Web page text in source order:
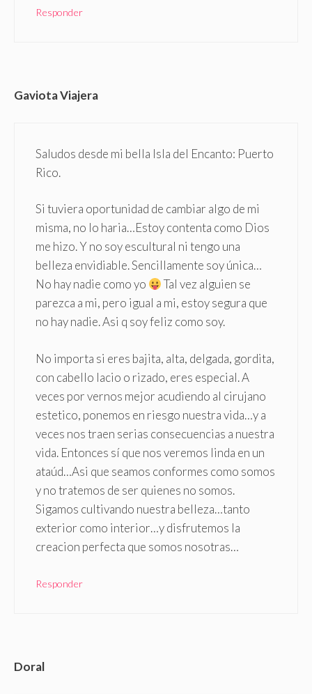
Responder
Gaviota Viajera
Saludos desde mi bella Isla del Encanto: Puerto
Rico.
Si tuviera oportunidad de cambiar algo de mi
misma, no lo haria…Estoy contenta como Dios
me hizo. Y no soy escultural ni tengo una
belleza envidiable. Sencillamente soy única…
No hay nadie como yo
Tal vez alguien se
parezca a mi, pero igual a mi, estoy segura que
no hay nadie. Asi q soy feliz como soy.
No importa si eres bajita, alta, delgada, gordita,
con cabello lacio o rizado, eres especial. A
veces por vernos mejor acudiendo al cirujano
estetico, ponemos en riesgo nuestra vida…y a
veces nos traen serias consecuencias a nuestra
vida. Entonces sí que nos veremos linda en un
ataúd…Asi que seamos conformes como somos
y no tratemos de ser quienes no somos.
Sigamos cultivando nuestra belleza…tanto
exterior como interior…y disfrutemos la
creacion perfecta que somos nosotras…
Responder
Doral